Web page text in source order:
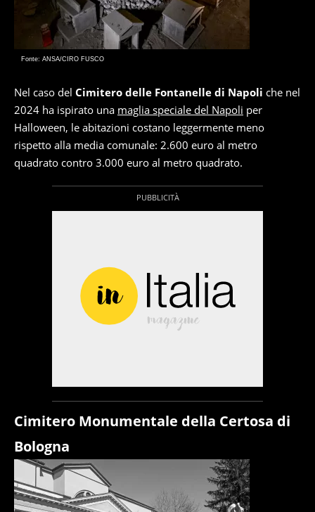
Fonte: ANSA/CIRO FUSCO
Nel caso del Cimitero delle Fontanelle di Napoli che nel
2024 ha ispirato una maglia speciale del Napoli per
Halloween, le abitazioni costano leggermente meno
rispetto alla media comunale: 2.600 euro al metro
quadrato contro 3.000 euro al metro quadrato.
Cimitero Monumentale della Certosa di
Bologna